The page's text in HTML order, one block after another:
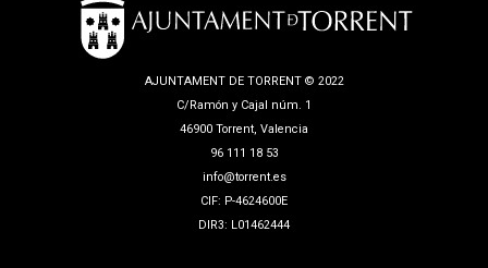
AJUNTAMENT DE TORRENT © 2022
C/Ramón y Cajal núm. 1
46900 Torrent, Valencia
96 111 18 53
info@torrent.es
CIF: P-4624600E
DIR3: L01462444